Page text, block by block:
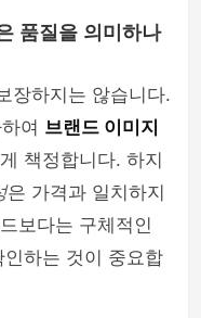
품질을 의미하나
장하지는 않습니다.
여 브랜드 이미지
책정합니다. 하지
은 가격과 일치하지
보다는 구체적인
인하는 것이 중요합